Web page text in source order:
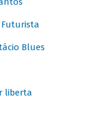
Futurista
Blues
liberta